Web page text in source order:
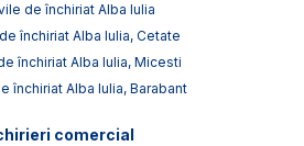
de închiriat Alba Iulia
închiriat Alba Iulia, Cetate
închiriat Alba Iulia, Micesti
închiriat Alba Iulia, Barabant
comercial